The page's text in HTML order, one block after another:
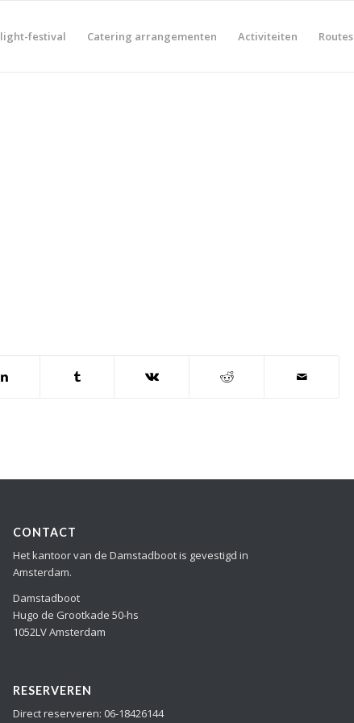
light-festival Catering arrangementen Activiteiten Routes
CONTACT
Het kantoor van de Damstadboot is gevestigd in
Amsterdam.
Damstadboot
Hugo de Grootkade 50-hs
1052LV Amsterdam
RESERVEREN
Direct reserveren: 06-18426144